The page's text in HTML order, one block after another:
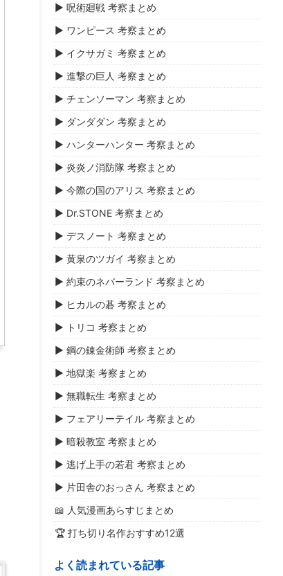
▶ 呪術廻戦 考察まとめ
▶ ワンピース 考察まとめ
▶ イクサガミ 考察まとめ
▶ 進撃の巨人 考察まとめ
▶ チェンソーマン 考察まとめ
▶ ダンダダン 考察まとめ
▶ ハンターハンター 考察まとめ
▶ 炎炎ノ消防隊 考察まとめ
▶ 今際の国のアリス 考察まとめ
▶ Dr.STONE 考察まとめ
▶ デスノート 考察まとめ
▶ 黄泉のツガイ 考察まとめ
▶ 約束のネバーランド 考察まとめ
▶ ヒカルの碁 考察まとめ
▶ トリコ 考察まとめ
▶ 鋼の錬金術師 考察まとめ
▶ 地獄楽 考察まとめ
▶ 無職転生 考察まとめ
▶ フェアリーテイル 考察まとめ
▶ 暗殺教室 考察まとめ
▶ 逃げ上手の若君 考察まとめ
▶ 片田舎のおっさん 考察まとめ
📖 人気漫画あらすじまとめ
🏆 打ち切り名作おすすめ12選
よく読まれている記事